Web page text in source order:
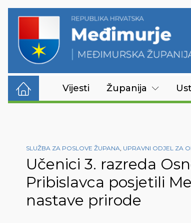
Vijesti Županija
SLUŽBA ZA POSLOVE ŽUPANA, UPRAVNI ODJEL ZA
Učenici 3. razreda
Pribislavca posjetili
nastave prirode